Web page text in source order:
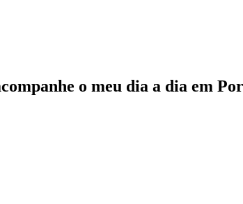
o meu dia a dia em